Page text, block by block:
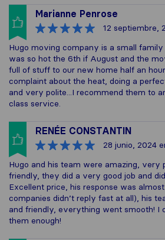
Marianne Penrose
12 septiembre,
Hugo moving company is a small
was so hot the 6th if August and the
full of stuff to our new home half an
complaint about the heat, doing a
and very polite...I recommend them to
class service.
RENÉE CONSTANTIN
28 junio, 2024
Hugo and his team were amazing, very
friendly, they did a very good job and
Excellent price, his response was
companies didn’t reply fast at all), his
and friendly, everything went smooth! I
them enough!